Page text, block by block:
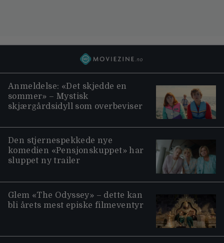
Anmeldelse: «Det skjedde en
sommer» – Mystisk
skjærgårdsidyll som overbeviser
Den stjernespekkede nye
komedien «Pensjonskuppet» har
sluppet ny trailer
Glem «The Odyssey» – dette kan
bli årets mest episke filmeventyr